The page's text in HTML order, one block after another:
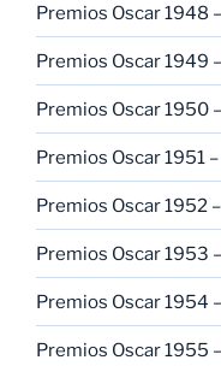
Premios Oscar 1948
Premios Oscar 1949
Premios Oscar 1950
Premios Oscar 1951
Premios Oscar 1952
Premios Oscar 1953
Premios Oscar 1954
Premios Oscar 1955